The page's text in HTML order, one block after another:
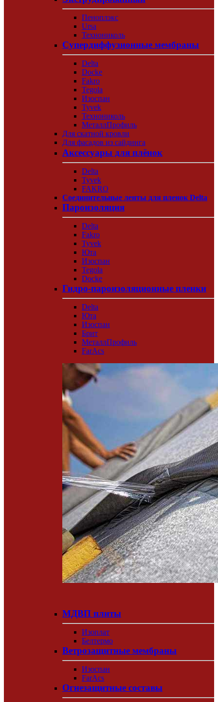
Пеноплэкс
Ursa
Технониколь
Супердиффузионные мембраны
Delta
Docke
Fakro
Tegola
Изоспан
Tyvek
Технониколь
МеталлПрофиль
Для скатной кровли
Для фасадов из сайдинга
Аксессуары для плёнок
Delta
Tyvek
FAKRO
Соединительные ленты для пленок Delta
Пароизоляция
Delta
Fakro
Tyvek
Юта
Изоспан
Tegola
Docke
Гидро-пароизоляционные пленки
Delta
Юта
Изоспан
Брит
МеталлПрофиль
FarAcs
МДВП плиты
Изоплат
Белтермо
Ветрозащитные мембраны
Изоспан
FarAcs
Огнезащитные составы